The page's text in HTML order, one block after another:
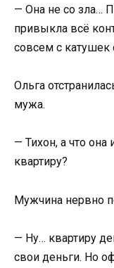
— Она не со зла…
привыкла всё
совсем с катушек
Ольга
мужа.
— Тихон, а что
квартиру?
Мужчина нервно
— Ну… квартиру
свои деньги. Но